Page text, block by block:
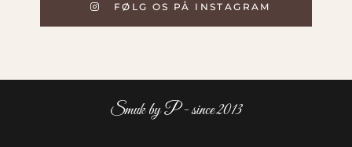
FØLG OS PÅ INSTAGRAM
Smuk by P - since 2013